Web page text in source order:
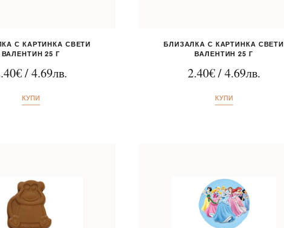
С КАРТИНКА СВЕТИ
ВАЛЕНТИН 25 Г
€/4.69лв.
КУПИ
БЛИЗАЛКА С КАРТИНКА СВЕТИ
ВАЛЕНТИН 25 Г
2.40€/4.69лв.
КУПИ